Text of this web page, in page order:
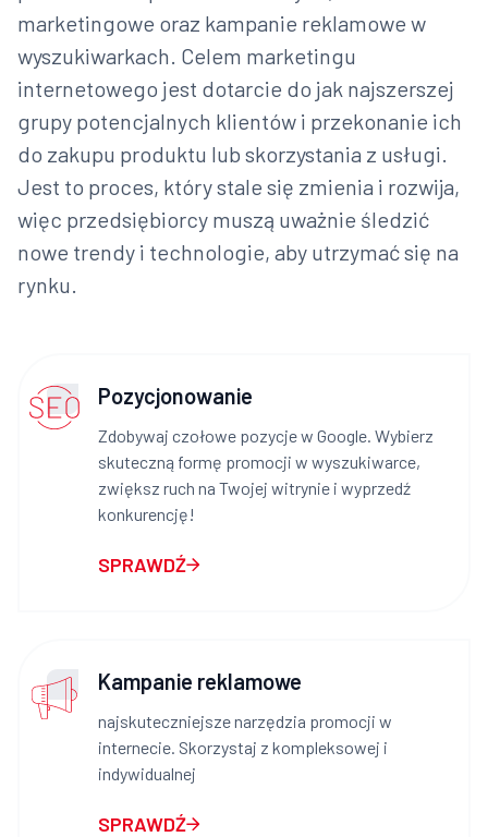
marketingowe oraz kampanie reklamowe w
wyszukiwarkach. Celem marketingu
internetowego jest dotarcie do jak najszerszej
grupy potencjalnych klientów i przekonanie ich
do zakupu produktu lub skorzystania z usługi.
Jest to proces, który stale się zmienia i rozwija,
więc przedsiębiorcy muszą uważnie śledzić
nowe trendy i technologie, aby utrzymać się na
rynku.
Pozycjonowanie
Zdobywaj czołowe pozycje w Google. Wybierz
skuteczną formę promocji w wyszukiwarce,
zwiększ ruch na Twojej witrynie i wyprzedź
konkurencję!
SPRAWDŹ
Kampanie reklamowe
najskuteczniejsze narzędzia promocji w
internecie. Skorzystaj z kompleksowej i
indywidualnej
SPRAWDŹ